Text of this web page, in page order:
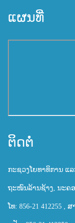
ແຜນທີ່
ຕິດຕໍ່
ກະຊວງໂຍທາທິການ ແ
ຖະໜົນລ້ານຊ້າງ, ນະຄ
ໂທ: 856-21 412255 ,